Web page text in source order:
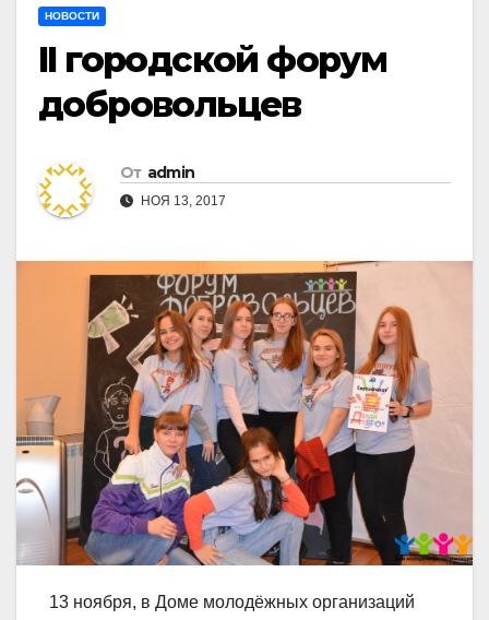
НОВОСТИ
II городской форум
добровольцев
От admin
НОЯ 13, 2017
13 ноября, в Доме молодёжных организаций